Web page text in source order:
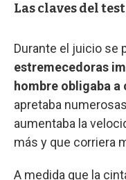
Las claves del
Durante el juicio se
estremecedoras
hombre obligaba a
apretaba
aumentaba la
más y que corriera
A medida que la